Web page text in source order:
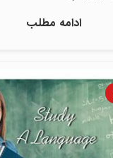
ادامه مطلب